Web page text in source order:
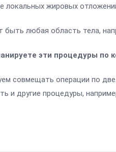
локальных жировых
любая область тела,
эти процедуры по
совмещать операции по
и другие процедуры,